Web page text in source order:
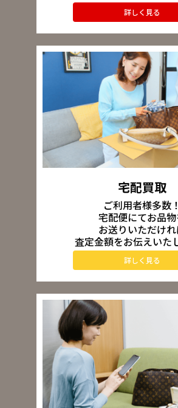
詳しく見る
宅配買取
ご利用者様多数！
宅配便にてお品物
お送りいただけ
査定金額をお伝えいた
詳しく見る